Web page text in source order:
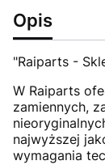
Opis
"Raiparts -
W Raiparts
zamiennych,
najwyższej
wymagania